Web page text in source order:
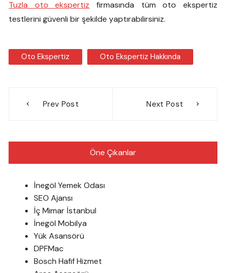
Tuzla oto ekspertiz firmasında tüm oto ekspertiz
testlerini güvenli bir şekilde yaptırabilirsiniz.
Oto Ekspertiz Oto Ekspertiz Hakkında
gezinmesi
Prev Post Next Post
Öne Çıkanlar
İnegöl Yemek Odası
SEO Ajansı
İç Mimar İstanbul
İnegöl Mobilya
Yük Asansörü
DPFMac
Bosch Hafif Hizmet